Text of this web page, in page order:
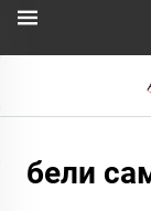
бели